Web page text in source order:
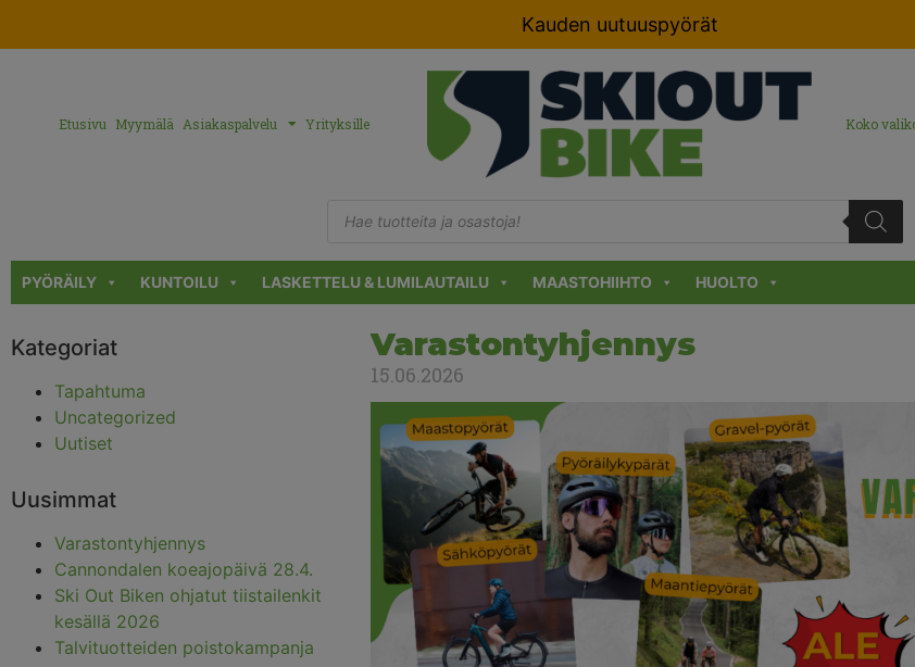
Kauden uutuuspyörät
Etusivu Myymälä Asiakaspalvelu Yrityksille Koko
PYÖRÄILY KUNTOILU LASKETTELU & LUMILAUTAILU MAASTOHIIHTO HUOLTO
Kategoriat
Tapahtuma
Uncategorized
Uutiset
Uusimmat
Varastontyhjennys
Cannondalen koeajopäivä 28.4.
Ski Out Biken ohjatut tiistailenkit
kesällä 2026
Talvituotteiden poistokampanja
Varastontyhjennys
15.06.2026